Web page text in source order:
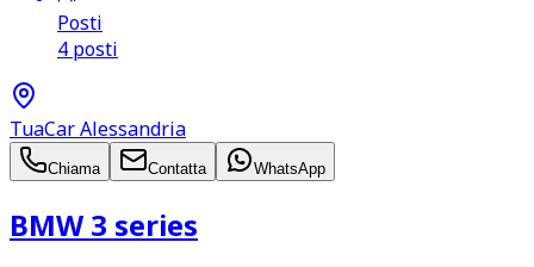
Posti
4 posti
TuaCar Alessandria
Chiama Contatta WhatsApp
BMW 3 series